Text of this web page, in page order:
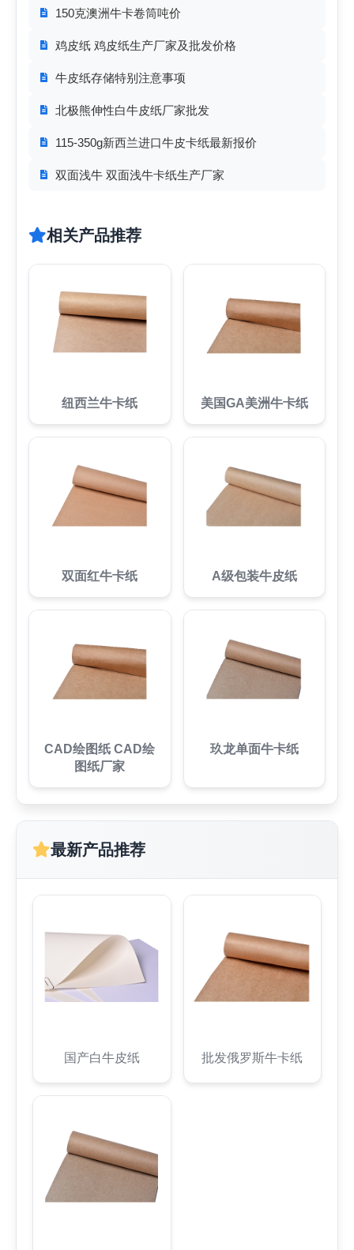
150克澳洲牛卡卷筒吨价
鸡皮纸 鸡皮纸生产厂家及批发价格
牛皮纸存储特别注意事项
北极熊伸性白牛皮纸厂家批发
115-350g新西兰进口牛皮卡纸最新报价
双面浅牛 双面浅牛卡纸生产厂家
相关产品推荐
纽西兰牛卡纸 美国GA美洲牛卡纸
双面红牛卡纸 A级包装牛皮纸
CAD绘图纸 CAD绘
图纸厂家
玖龙单面牛卡纸
最新产品推荐
国产白牛皮纸 批发俄罗斯牛卡纸